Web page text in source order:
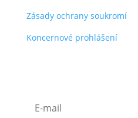
Zásady ochrany soukromí
Koncernové prohlášení